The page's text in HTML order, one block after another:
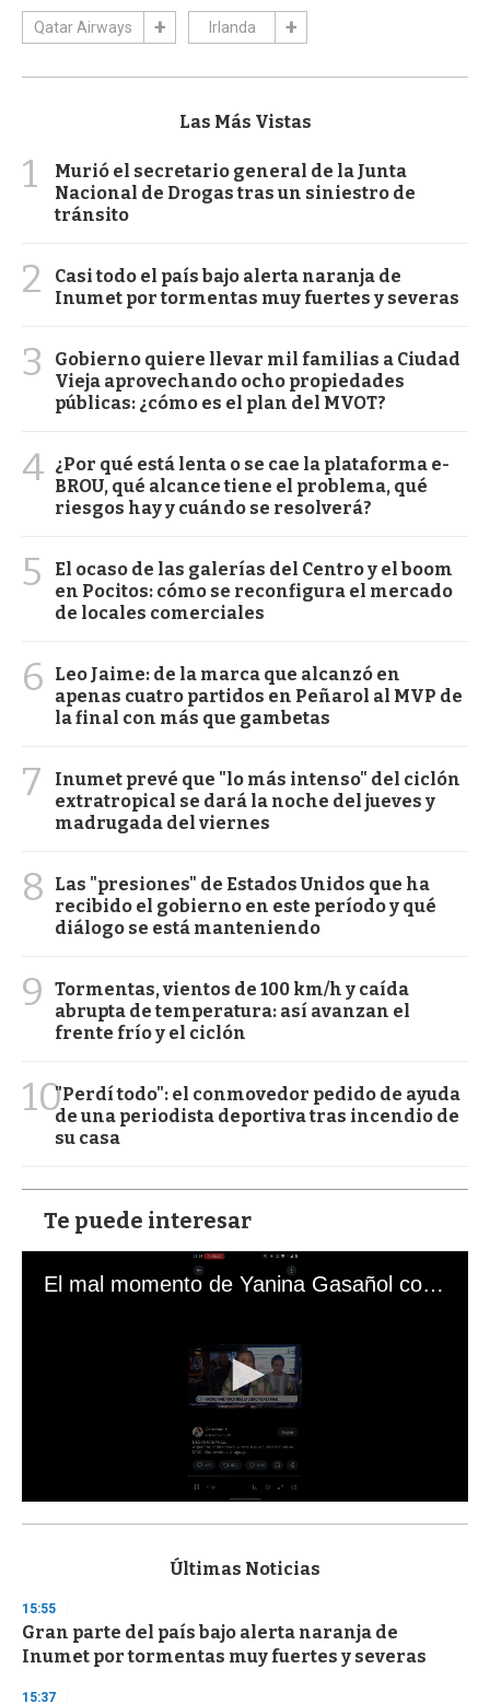
Qatar Airways Irlanda
Las Más Vistas
1
Murió el secretario general de la Junta
Nacional de Drogas tras un siniestro de
tránsito
2
Casi todo el país bajo alerta naranja de
Inumet por tormentas muy fuertes y severas
3
Gobierno quiere llevar mil familias a Ciudad
Vieja aprovechando ocho propiedades
públicas: ¿cómo es el plan del MVOT?
4 ¿Por qué está lenta o se cae la plataforma e-
BROU, qué alcance tiene el problema, qué
riesgos hay y cuándo se resolverá?
5
El ocaso de las galerías del Centro y el boom
en Pocitos: cómo se reconfigura el mercado
de locales comerciales
6
Leo Jaime: de la marca que alcanzó en
apenas cuatro partidos en Peñarol al MVP de
la final con más que gambetas
7
Inumet prevé que "lo más intenso" del ciclón
extratropical se dará la noche del jueves y
madrugada del viernes
8
Las "presiones" de Estados Unidos que ha
recibido el gobierno en este período y qué
diálogo se está manteniendo
9
Tormentas, vientos de 100 km/h y caída
abrupta de temperatura: así avanzan el
frente frío y el ciclón
10"Perdí todo": el conmovedor pedido de ayuda
de una periodista deportiva tras incendio de
su casa
Te puede interesar
El mal momento de Yanina Gasañol con un hincha argentino en "Subrayado"
s
d
s
o
f
Últimas Noticias
15:55
Gran parte del país bajo alerta naranja de
Inumet por tormentas muy fuertes y severas
15:37